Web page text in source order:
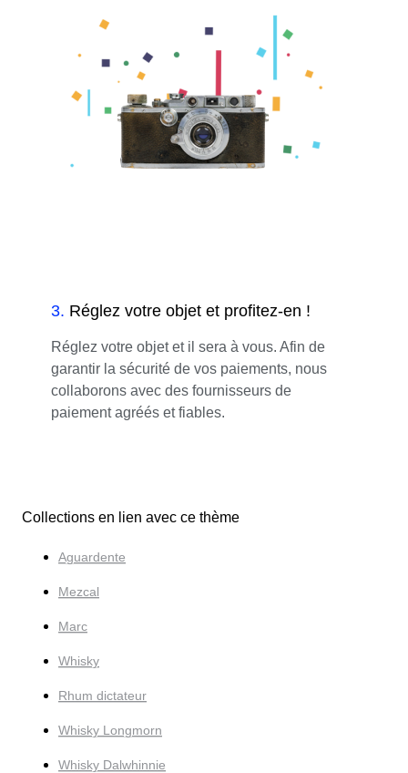
3. Réglez votre objet et profitez-en !
Réglez votre objet et il sera à vous. Afin de
garantir la sécurité de vos paiements, nous
collaborons avec des fournisseurs de
paiement agréés et fiables.
Collections en lien avec ce thème
Aguardente
Mezcal
Marc
Whisky
Rhum dictateur
Whisky Longmorn
Whisky Dalwhinnie